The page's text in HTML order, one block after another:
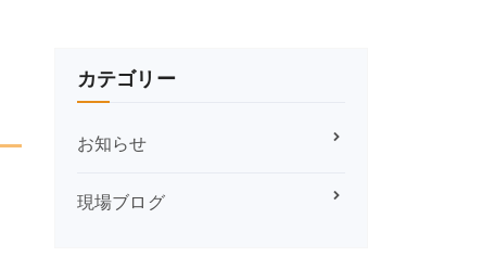
カテゴリー
お知らせ
現場ブログ